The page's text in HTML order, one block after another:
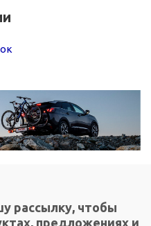
рассылку, чтобы
предложениях и